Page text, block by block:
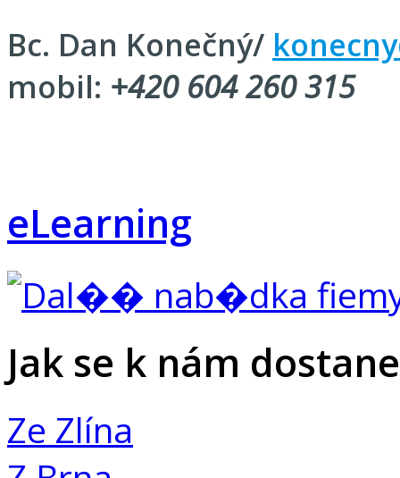
Bc. Dan Konečný/
mobil: +420 604 260 315
eLearning
Jak se k nám
Ze Zlína